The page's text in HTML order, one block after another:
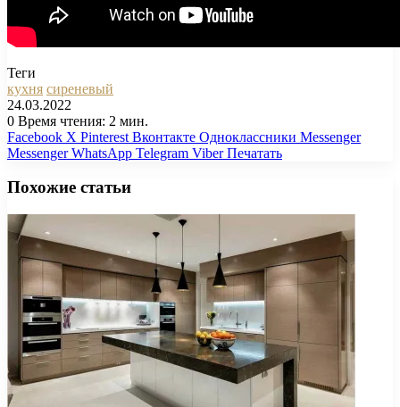
Теги
кухня сиреневый
24.03.2022
0 Время чтения: 2 мин.
Facebook X Pinterest Вконтакте Одноклассники Messenger
Messenger WhatsApp Telegram Viber Печатать
Похожие статьи